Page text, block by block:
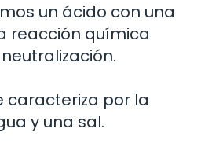
un ácido con una
reacción química
caracteriza por la
y una sal.